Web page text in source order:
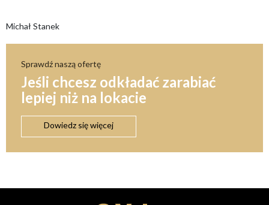
Michał Stanek
Sprawdź naszą ofertę
Jeśli chcesz odkładać zarabiać
lepiej niż na lokacie
Dowiedz się więcej